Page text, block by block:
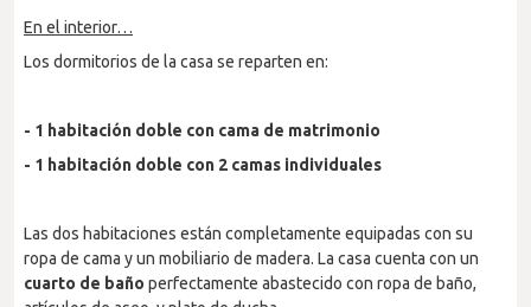
En el interior…
Los dormitorios de la casa se reparten en:
- 1 habitación doble con cama de matrimonio
- 1 habitación doble con 2 camas individuales
Las dos habitaciones están completamente equipadas con su
ropa de cama y un mobiliario de madera. La casa cuenta con un
cuarto de baño perfectamente abastecido con ropa de baño,